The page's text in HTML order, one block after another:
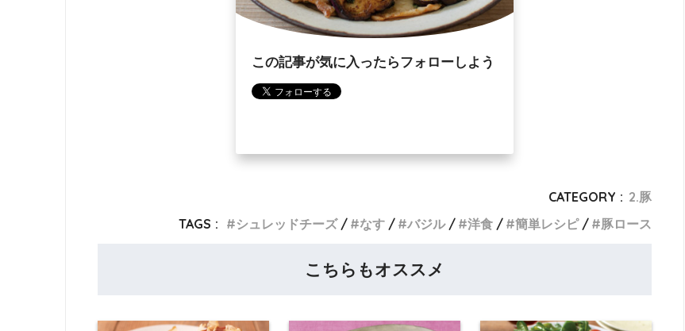
この記事が気に入ったらフォローしよう
CATEGORY : 2.豚
TAGS :
シュレッドチーズ なす バジル 洋食 簡単レシピ 豚ロース
こちらもオススメ